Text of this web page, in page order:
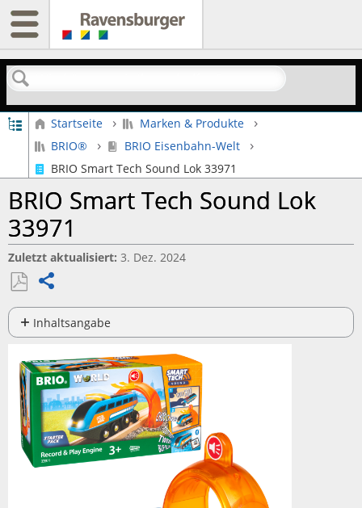
Suchen
Globale Hierarchie auf- und zuklappen
Startseite
Marken & Produkte
BRIO®
BRIO Eisenbahn-Welt
BRIO Smart Tech Sound Lok 33971
BRIO Smart Tech Sound Lok
33971
Zuletzt aktualisiert 3. Dez. 2024
Als
PDF
speichern
Inhaltsangabe
startet
die
Smart
Tech
Sound
Lok
mit